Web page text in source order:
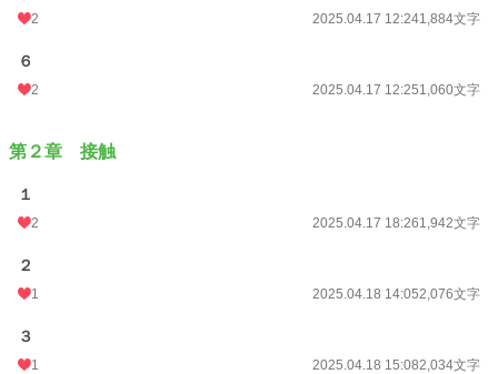
2 2025.04.17 12:241,884文字
６
2 2025.04.17 12:251,060文字
第２章 接触
１
2 2025.04.17 18:261,942文字
２
1 2025.04.18 14:052,076文字
３
1 2025.04.18 15:082,034文字